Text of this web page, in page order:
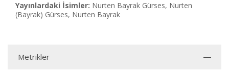
Yayınlardaki İsimler: Nurten Bayrak Gürses, Nurten
(Bayrak) Gürses, Nurten Bayrak
Metrikler